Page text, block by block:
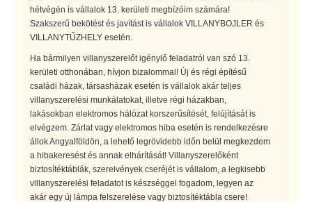
hétvégén is vállalok 13. kerületi megbízóim számára!
Szakszerű bekötést és javítást is vállalok VILLANYBOJLER és
VILLANYTŰZHELY esetén.
Ha bármilyen villanyszerelőt igénylő feladatról van szó 13.
kerületi otthonában, hívjon bizalommal! Új és régi építésű
családi házak, társasházak esetén is vállalok akár teljes
villanyszerelési munkálatokat, illetve régi házakban,
lakásokban elektromos hálózat korszerűsítését, felújítását is
elvégzem. Zárlat vagy elektromos hiba esetén is rendelkezésre
állok Angyalföldön, a lehető legrövidebb időn belül megkezdem
a hibakeresést és annak elhárítását! Villanyszerelőként
biztosítéktáblák, szerelvények cseréjét is vállalom, a legkisebb
villanyszerelési feladatot is készséggel fogadom, legyen az
akár egy új lámpa felszerelése vagy biztosítéktábla csere!